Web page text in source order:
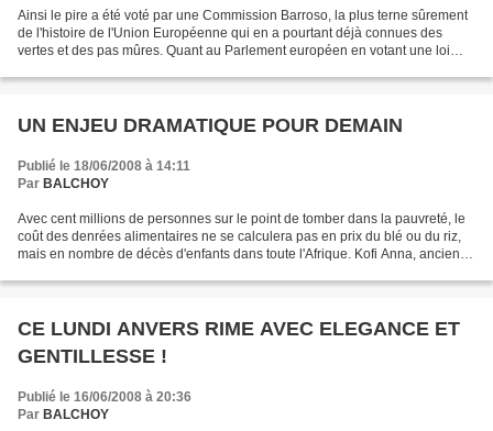
Ainsi le pire a été voté par une Commission Barroso, la plus terne sûrement
de l'histoire de l'Union Européenne qui en a pourtant déjà connues des
vertes et des pas mûres. Quant au Parlement européen en votant une loi
UN ENJEU DRAMATIQUE POUR DEMAIN
Publié le 18/06/2008 à 14:11
Par BALCHOY
Avec cent millions de personnes sur le point de tomber dans la pauvreté, le
coût des denrées alimentaires ne se calculera pas en prix du blé ou du riz,
mais en nombre de décès d'enfants dans toute l'Afrique. Kofi Anna, ancien
CE LUNDI ANVERS RIME AVEC ELEGANCE ET
GENTILLESSE !
Publié le 16/06/2008 à 20:36
Par BALCHOY